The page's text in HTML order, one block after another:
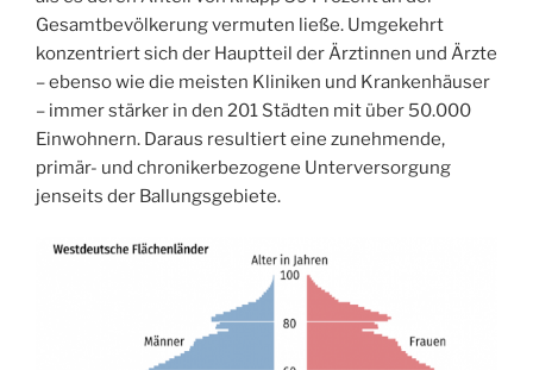
Gesamtbevölkerung vermuten ließe. Umgekehrt
konzentriert sich der Hauptteil der Ärztinnen und Ärzte
– ebenso wie die meisten Kliniken und Krankenhäuser
– immer stärker in den 201 Städten mit über 50.000
Einwohnern. Daraus resultiert eine zunehmende,
primär- und chronikerbezogene Unterversorgung
jenseits der Ballungsgebiete.